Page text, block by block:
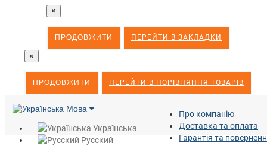
×
ПРОДОВЖИТИ ПЕРЕЙТИ В ЗАКЛАДКИ
×
ПРОДОВЖИТИ ПЕРЕЙТИ В ПОРІВНЯННЯ ТОВАРІВ
Мова
Українська
Русский
Про компанію
Доставка та оплата
Гарантія та